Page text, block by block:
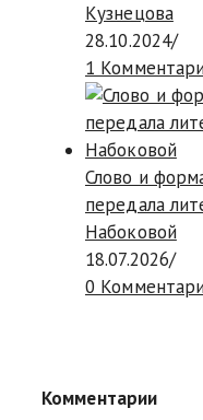
Кузнецова
28.10.2024/
1
Слово и
передала
Набоковой
18.07.2026/
0
Комментарии